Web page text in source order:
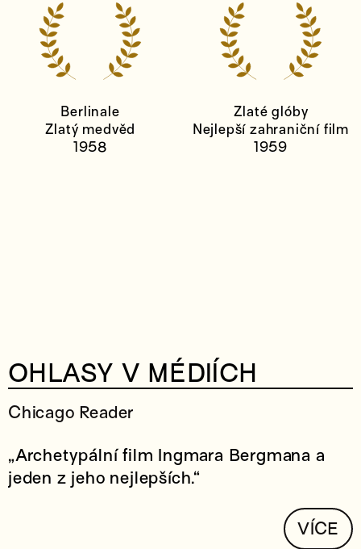
Berlinale
Zlatý medvěd
1958
Zlaté glóby
Nejlepší zahraniční film
1959
OHLASY V MÉDIÍCH
Chicago Reader
VÍCE
„Archetypální film Ingmara Bergmana a
jeden z jeho nejlepších.“